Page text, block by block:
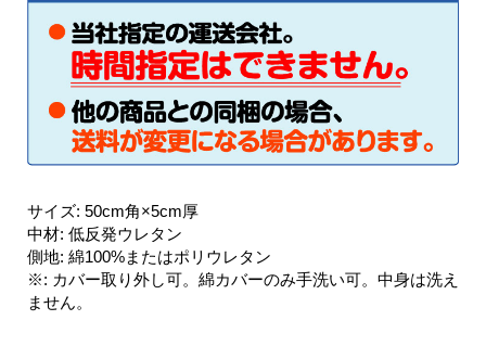
サイズ: 50cm角×5cm厚
中材: 低反発ウレタン
側地: 綿100%またはポリウレタン
※: カバー取り外し可。綿カバーのみ手洗い可。中身は洗え
ません。